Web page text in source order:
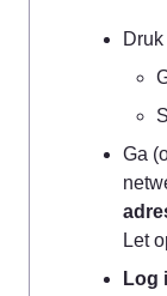
Ga
Let
Log